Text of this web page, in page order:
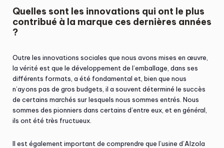
Quelles sont les innovations qui ont le plus
contribué à la marque ces dernières années
?
Outre les innovations sociales que nous avons mises en œuvre,
la vérité est que le développement de l’emballage, dans ses
différents formats, a été fondamental et, bien que nous
n’ayons pas de gros budgets, il a souvent déterminé le succès
de certains marchés sur lesquels nous sommes entrés. Nous
sommes des pionniers dans certains d’entre eux, et en général,
ils ont été très fructueux.
Il est également important de comprendre que l’usine d’Alzola